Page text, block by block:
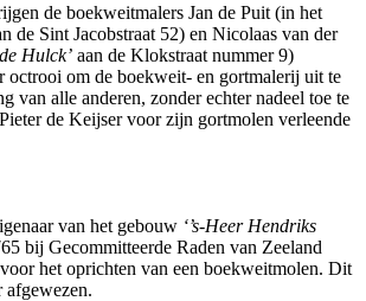
de boekweitmalers Jan de Puit (in het
de Sint Jacobstraat 52) en Nicolaas van der
Hulck’ aan de Klokstraat nummer 9)
octrooi om de boekweit- en gortmalerij uit te
van alle anderen, zonder echter nadeel toe te
de Keijser voor zijn gortmolen verleende
van het gebouw ‘’s-Heer Hendriks
bij Gecommitteerde Raden van Zeeland
het oprichten van een boekweitmolen. Dit
afgewezen.